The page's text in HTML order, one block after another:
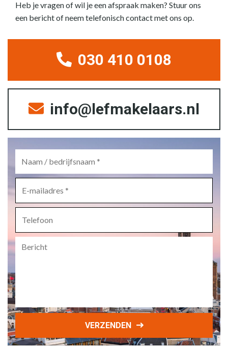
Heb je vragen of wil je een afspraak maken? Stuur ons
een bericht of neem telefonisch contact met ons op.
030 410 0108
info@lefmakelaars.nl
mailadres *
VERZENDEN